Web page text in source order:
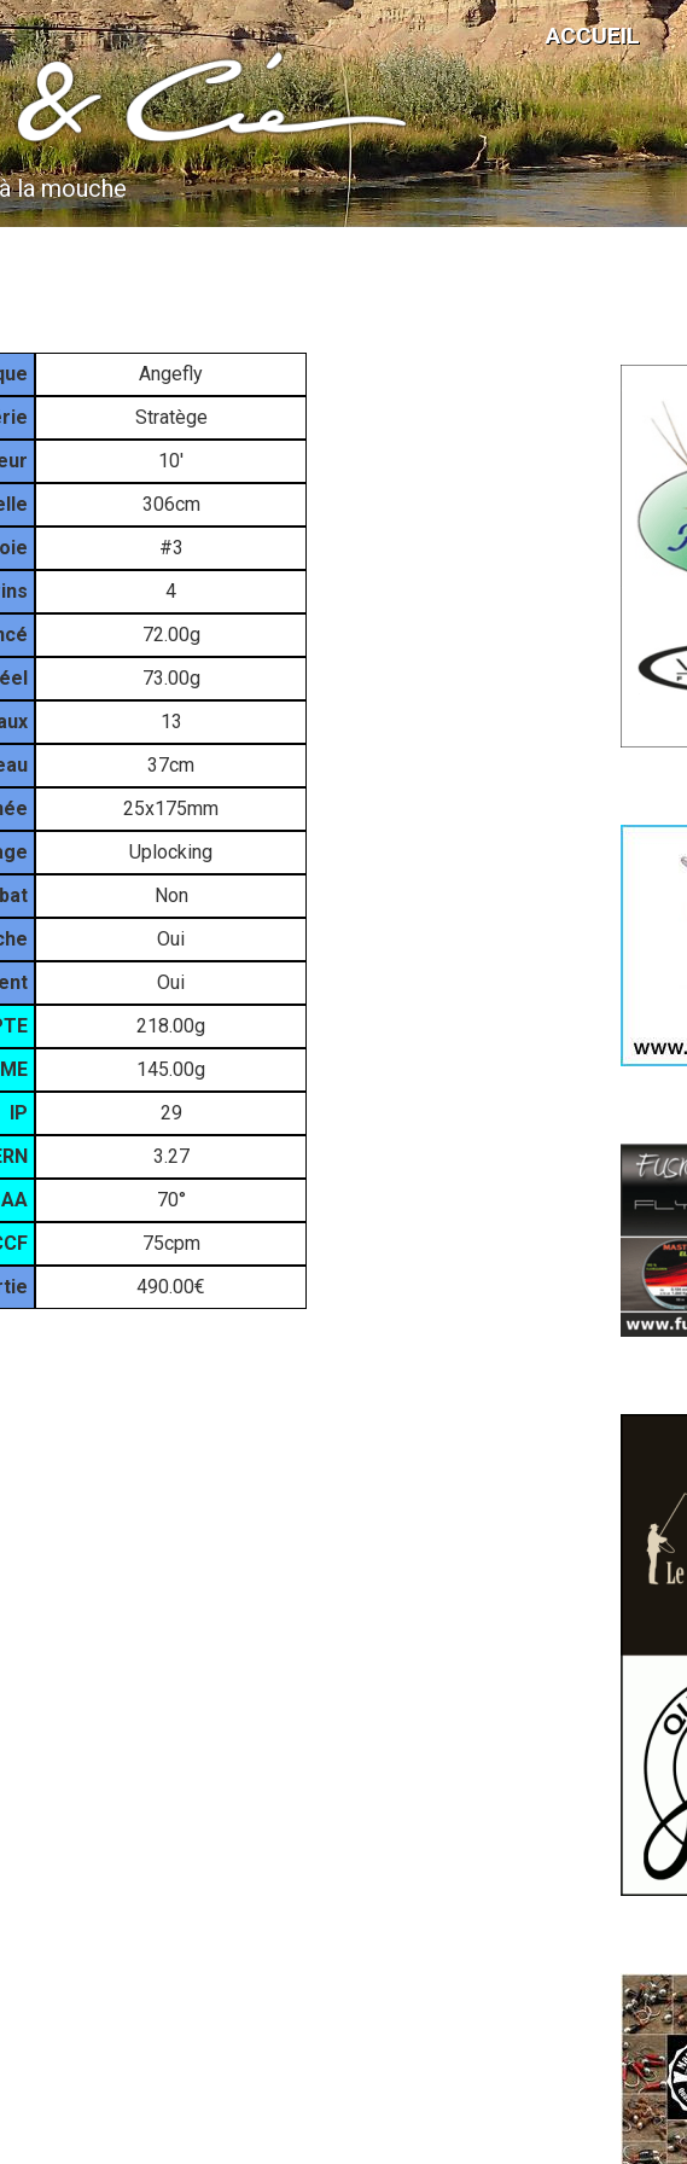
la mouche
ACCUEIL
Angefly
Stratège
10'
306cm
#3
4
72.00g
73.00g
13
37cm
25x175mm
Uplocking
Non
Oui
Oui
218.00g
145.00g
IP
29
3.27
AA
70°
75cpm
490.00€